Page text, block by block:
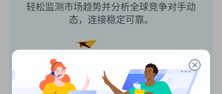
轻松监测市场趋势并分析全球竞争对手动
态，连接稳定可靠。